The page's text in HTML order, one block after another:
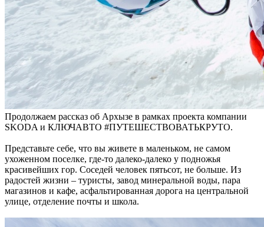
Продолжаем рассказ об Архызе в рамках проекта компании
SKODA и КЛЮЧАВТО #ПУТЕШЕСТВОВАТЬКРУТО.
Представьте себе, что вы живете в маленьком, не самом
ухоженном поселке, где-то далеко-далеко у подножья
красивейших гор. Соседей человек пятьсот, не больше. Из
радостей жизни – туристы, завод минеральной воды, пара
магазинов и кафе, асфальтированная дорога на центральной
улице, отделение почты и школа.